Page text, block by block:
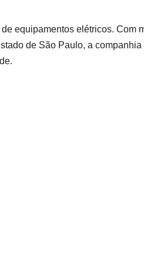
equipamentos elétricos. Com
de São Paulo, a